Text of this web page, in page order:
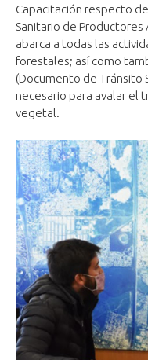
Capacitación respecto
Sanitario de Productores
abarca a todas las
forestales; así como
(Documento de Tránsito
necesario para avalar el
vegetal.